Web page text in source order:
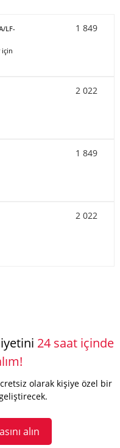
LF-
için
1 849
2 022
1 849
2 022
24 saat içinde
olarak kişiye özel bir
alın